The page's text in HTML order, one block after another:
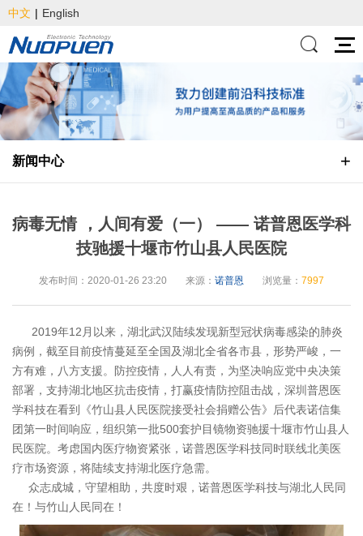
中文 | English
新闻中心
病毒无情 ，人间有爱（一） —— 诺普恩医学科
技驰援十堰市竹山县人民医院
发布时间：2020-01-26 23:20 来源： 诺普恩 浏览量： 7997
2019年12月以来，湖北武汉陆续发现新型冠状病毒感染的肺炎
病例，截至目前疫情蔓延至全国及湖北全省各市县，形势严峻，一
方有难，八方支援。防控疫情，人人有责，为坚决响应党中央决策
部署，支持湖北地区抗击疫情，打赢疫情防控阻击战，深圳普恩医
学科技在看到《竹山县人民医院接受社会捐赠公告》后代表诺信集
团第一时间响应，组织第一批500套护目镜物资驰援十堰市竹山县人
民医院。考虑国内医疗物资紧张，诺普恩医学科技同时联线北美医
疗市场资源，将陆续支持湖北医疗急需。
众志成城，守望相助，共度时艰，诺普恩医学科技与湖北人民同
在！与竹山人民同在！